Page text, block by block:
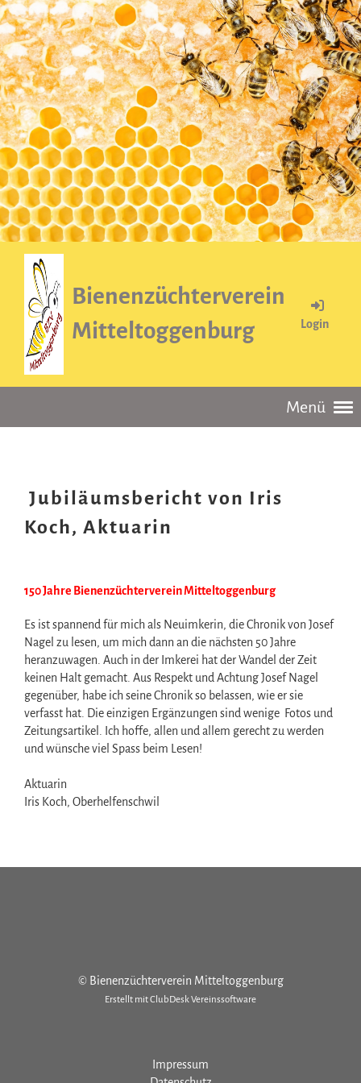
Bienenzüchterverein
Mitteltoggenburg
Login
Menü
Jubiläumsbericht von Iris
Koch, Aktuarin
150 Jahre Bienenzüchterverein Mitteltoggenburg
Es ist spannend für mich als Neuimkerin, die Chronik von Josef
Nagel zu lesen, um mich dann an die nächsten 50 Jahre
heranzuwagen. Auch in der Imkerei hat der Wandel der Zeit
keinen Halt gemacht. Aus Respekt und Achtung Josef Nagel
gegenüber, habe ich seine Chronik so belassen, wie er sie
verfasst hat. Die einzigen Ergänzungen sind wenige Fotos und
Zeitungsartikel. Ich hoffe, allen und allem gerecht zu werden
und wünsche viel Spass beim Lesen!
Aktuarin
Iris Koch, Oberhelfenschwil
© Bienenzüchterverein Mitteltoggenburg
Erstellt mit ClubDesk Vereinssoftware
Impressum